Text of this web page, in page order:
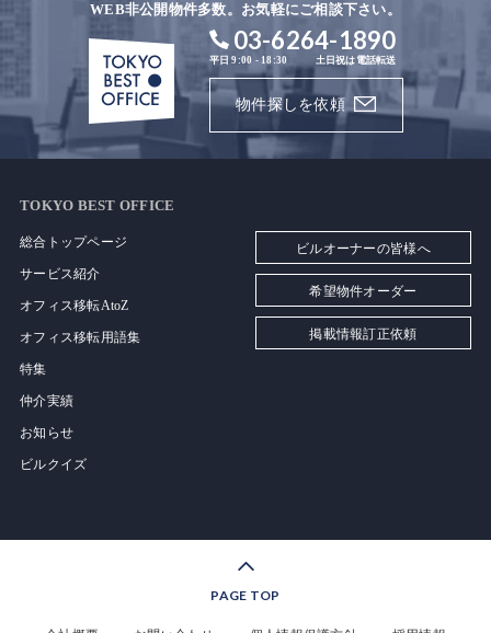
WEB非公開物件多数。お気軽にご相談下さい。
03-6264-1890
平日 9:00 - 18:30 土日祝は電話転送
物件探しを依頼
TOKYO BEST OFFICE
総合トップページ
サービス紹介
オフィス移転AtoZ
オフィス移転用語集
特集
仲介実績
お知らせ
ビルクイズ
ビルオーナーの皆様へ
希望物件オーダー
掲載情報訂正依頼
PAGE TOP